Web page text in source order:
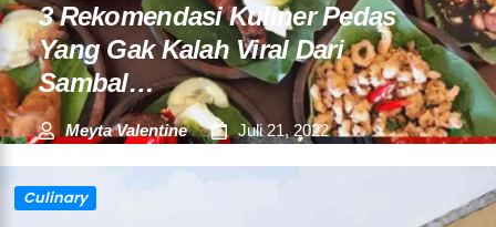
3 Rekomendasi Kuliner Pedas
Yang Gak Kalah Viral Dari
Sambal…
Meyta Valentine Juli 21, 2022
Culinary